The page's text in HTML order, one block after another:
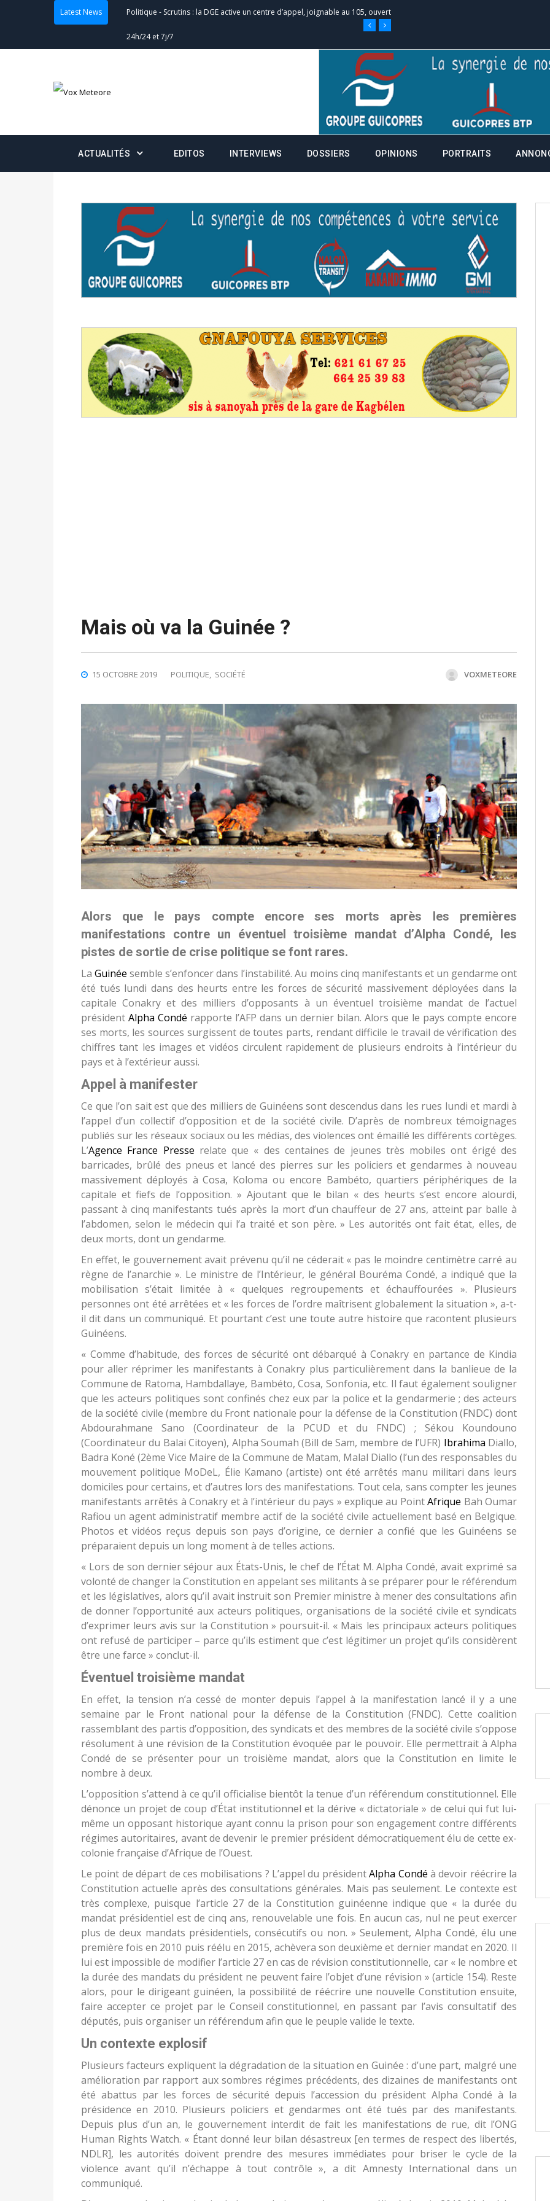
Latest News
Double scrutin du 31 mai : fin des campagnes ce jeudi 28 mai à
Communiqué relatif à la délivrance de la fiche de procuration
Convocation des membres des Commissions Administratives de
Centralisation des Votes (CACV) à une prestation de serment et à une
formation
des votes) avant le 16 mai à 16h
Politique -Double scrutin du 31 mai : retrait des cartes d’électeurs possible
du 16 au 31 mai 2026
Politique-Délégués de bureaux de vote : vos informations à transmettre
avant le 16 mai 2026 à 16h
statistiques des législatives et communales : ce 4 juin à 18h
Politique-Suite de la publication des résultats partiels des élections de mai
ce 03 juin à 14h
ACTUALITÉS EDITOS INTERVIEWS DOSSIERS OPINIONS PORTRAITS
Mais où va la Guinée ?
15 OCTOBRE 2019 POLITIQUE SOCIÉTÉ VOXMETEORE
Alors que le pays compte encore ses morts après les premières
manifestations contre un éventuel troisième mandat d’Alpha Condé, les
pistes de sortie de crise politique se font rares.
LaGuinée semble s’enfoncer dans l’instabilité. Au moins cinq manifestants et un gendarme ont
été tués lundi dans des heurts entre les forces de sécurité massivement déployées dans la
capitale Conakry et des milliers d’opposants à un éventuel troisième mandat de l’actuel
président Alpha Condé rapporte l’AFP dans un dernier bilan. Alors que le pays compte encore
ses morts, les sources surgissent de toutes parts, rendant difficile le travail de vérification des
chiffres tant les images et vidéos circulent rapidement de plusieurs endroits à l’intérieur du
pays et à l’extérieur aussi.
Appel à manifester
Ce que l’on sait est que des milliers de Guinéens sont descendus dans les rues lundi et mardi à
l’appel d’un collectif d’opposition et de la société civile. D’après de nombreux témoignages
publiés sur les réseaux sociaux ou les médias, des violences ont émaillé les différents cortèges.
L’Agence France Presse relate que « des centaines de jeunes très mobiles ont érigé des
barricades, brûlé des pneus et lancé des pierres sur les policiers et gendarmes à nouveau
massivement déployés à Cosa, Koloma ou encore Bambéto, quartiers périphériques de la
capitale et fiefs de l’opposition. » Ajoutant que le bilan « des heurts s’est encore alourdi,
passant à cinq manifestants tués après la mort d’un chauffeur de 27 ans, atteint par balle à
l’abdomen, selon le médecin qui l’a traité et son père. » Les autorités ont fait état, elles, de
deux morts, dont un gendarme.
En effet, le gouvernement avait prévenu qu’il ne céderait « pas le moindre centimètre carré au
règne de l’anarchie ». Le ministre de l’Intérieur, le général Bouréma Condé, a indiqué que la
mobilisation s’était limitée à « quelques regroupements et échauffourées ». Plusieurs
personnes ont été arrêtées et « les forces de l’ordre maîtrisent globalement la situation », a-t-
il dit dans un communiqué. Et pourtant c’est une toute autre histoire que racontent plusieurs
Guinéens.
« Comme d’habitude, des forces de sécurité ont débarqué à Conakry en partance de Kindia
pour aller réprimer les manifestants à Conakry plus particulièrement dans la banlieue de la
Commune de Ratoma, Hambdallaye, Bambéto, Cosa, Sonfonia, etc. Il faut également souligner
que les acteurs politiques sont confinés chez eux par la police et la gendarmerie ; des acteurs
de la société civile (membre du Front nationale pour la défense de la Constitution (FNDC) dont
Abdourahmane Sano (Coordinateur de la PCUD et du FNDC) ; Sékou Koundouno
(Coordinateur du Balai Citoyen), Alpha Soumah (Bill de Sam, membre de l’UFR) Ibrahima Diallo,
Badra Koné (2ème Vice Maire de la Commune de Matam, Malal Diallo (l’un des responsables du
mouvement politique MoDeL, Élie Kamano (artiste) ont été arrêtés manu militari dans leurs
domiciles pour certains, et d’autres lors des manifestations. Tout cela, sans compter les jeunes
manifestants arrêtés à Conakry et à l’intérieur du pays » explique au PointAfrique Bah Oumar
Rafiou un agent administratif membre actif de la société civile actuellement basé en Belgique.
Photos et vidéos reçus depuis son pays d’origine, ce dernier a confié que les Guinéens se
préparaient depuis un long moment à de telles actions.
« Lors de son dernier séjour aux États-Unis, le chef de l’État M. Alpha Condé, avait exprimé sa
volonté de changer la Constitution en appelant ses militants à se préparer pour le référendum
et les législatives, alors qu’il avait instruit son Premier ministre à mener des consultations afin
de donner l’opportunité aux acteurs politiques, organisations de la société civile et syndicats
d’exprimer leurs avis sur la Constitution » poursuit-il. « Mais les principaux acteurs politiques
ont refusé de participer – parce qu’ils estiment que c’est légitimer un projet qu’ils considèrent
être une farce » conclut-il.
Éventuel troisième mandat
En effet, la tension n’a cessé de monter depuis l’appel à la manifestation lancé il y a une
semaine par le Front national pour la défense de la Constitution (FNDC). Cette coalition
rassemblant des partis d’opposition, des syndicats et des membres de la société civile s’oppose
résolument à une révision de la Constitution évoquée par le pouvoir. Elle permettrait à Alpha
Condé de se présenter pour un troisième mandat, alors que la Constitution en limite le
nombre à deux.
L’opposition s’attend à ce qu’il officialise bientôt la tenue d’un référendum constitutionnel. Elle
dénonce un projet de coup d’État institutionnel et la dérive « dictatoriale » de celui qui fut lui-
même un opposant historique ayant connu la prison pour son engagement contre différents
régimes autoritaires, avant de devenir le premier président démocratiquement élu de cette ex-
colonie française d’Afrique de l’Ouest.
Le point de départ de ces mobilisations ? L’appel du présidentAlpha Condé à devoir réécrire la
Constitution actuelle après des consultations générales. Mais pas seulement. Le contexte est
très complexe, puisque l’article 27 de la Constitution guinéenne indique que « la durée du
mandat présidentiel est de cinq ans, renouvelable une fois. En aucun cas, nul ne peut exercer
plus de deux mandats présidentiels, consécutifs ou non. » Seulement, Alpha Condé, élu une
première fois en 2010 puis réélu en 2015, achèvera son deuxième et dernier mandat en 2020. Il
lui est impossible de modifier l’article 27 en cas de révision constitutionnelle, car « le nombre et
la durée des mandats du président ne peuvent faire l’objet d’une révision » (article 154). Reste
alors, pour le dirigeant guinéen, la possibilité de réécrire une nouvelle Constitution ensuite,
faire accepter ce projet par le Conseil constitutionnel, en passant par l’avis consultatif des
députés, puis organiser un référendum afin que le peuple valide le texte.
Un contexte explosif
Plusieurs facteurs expliquent la dégradation de la situation en Guinée : d’une part, malgré une
amélioration par rapport aux sombres régimes précédents, des dizaines de manifestants ont
été abattus par les forces de sécurité depuis l’accession du président Alpha Condé à la
présidence en 2010. Plusieurs policiers et gendarmes ont été tués par des manifestants.
Depuis plus d’un an, le gouvernement interdit de fait les manifestations de rue, dit l’ONG
Human Rights Watch. « Étant donné leur bilan désastreux [en termes de respect des libertés,
NDLR], les autorités doivent prendre des mesures immédiates pour briser le cycle de la
violence avant qu’il n’échappe à tout contrôle », a dit Amnesty International dans un
communiqué.